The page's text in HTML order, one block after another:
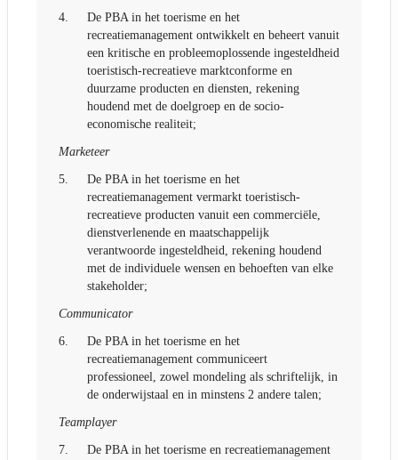
4.
De PBA in het toerisme en het
recreatiemanagement ontwikkelt en beheert vanuit
een kritische en probleemoplossende ingesteldheid
toeristisch-recreatieve marktconforme en
duurzame producten en diensten, rekening
houdend met de doelgroep en de socio-
economische realiteit;
Marketeer
5.
De PBA in het toerisme en het
recreatiemanagement vermarkt toeristisch-
recreatieve producten vanuit een commerciële,
dienstverlenende en maatschappelijk
verantwoorde ingesteldheid, rekening houdend
met de individuele wensen en behoeften van elke
stakeholder;
Communicator
6.
De PBA in het toerisme en het
recreatiemanagement communiceert
professioneel, zowel mondeling als schriftelijk, in
de onderwijstaal en in minstens 2 andere talen;
Teamplayer
7.
De PBA in het toerisme en recreatiemanagement